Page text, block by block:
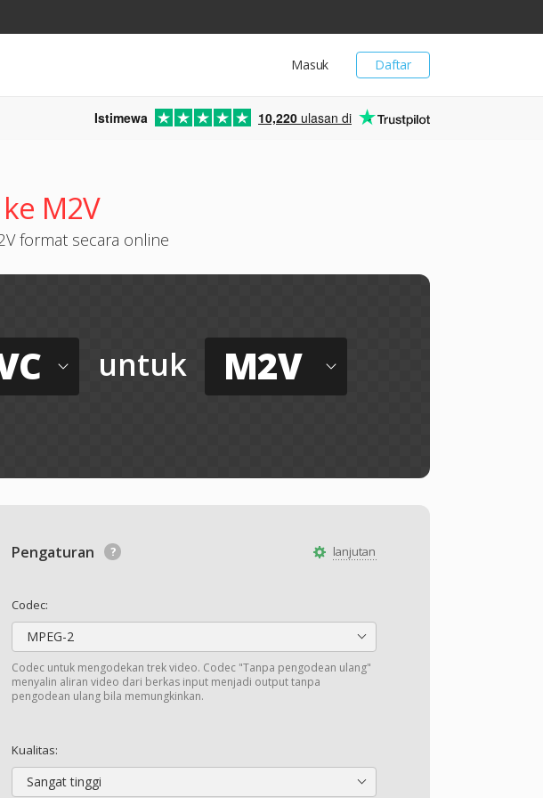
Daftar
Masuk
Istimewa 10,220 ulasan di
M2V
format secara online
untuk M2V
lanjutan
Pengaturan
Codec:
MPEG-2
Codec untuk mengodekan trek video. Codec "Tanpa pengodean ulang"
menyalin aliran video dari berkas input menjadi output tanpa
pengodean ulang bila memungkinkan.
Kualitas:
Sangat tinggi